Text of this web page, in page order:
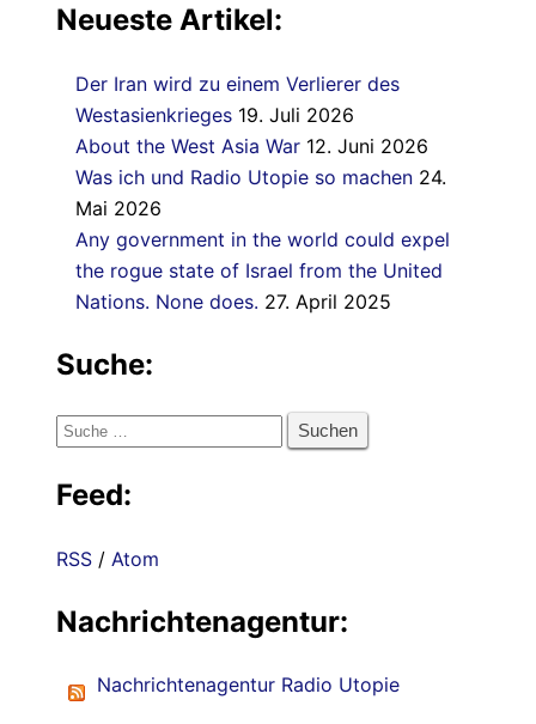
Neueste Artikel:
Der Iran wird zu einem Verlierer des
Westasienkrieges 19. Juli 2026
About the West Asia War 12. Juni 2026
Was ich und Radio Utopie so machen 24.
Mai 2026
Any government in the world could expel
the rogue state of Israel from the United
Nations. None does. 27. April 2025
Suche:
Suche
Feed:
RSS / Atom
Nachrichtenagentur:
Nachrichtenagentur Radio Utopie